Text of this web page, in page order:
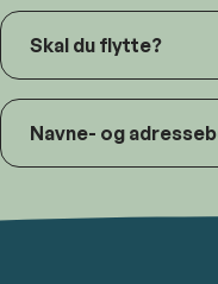
Skal du flytte?
Navne- og